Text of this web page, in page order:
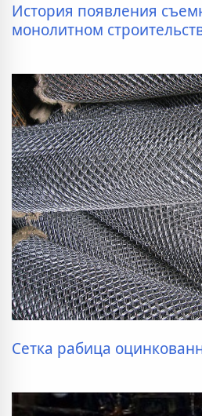
История появления
монолитном
Сетка рабица